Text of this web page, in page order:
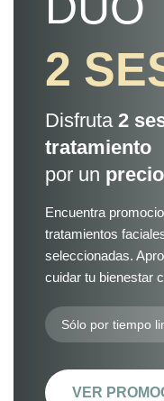
2
Disfruta 2
tratamiento
por un
Encuentra
tratamientos
seleccionadas.
cuidar tu bienestar
Sólo por tiempo
VER